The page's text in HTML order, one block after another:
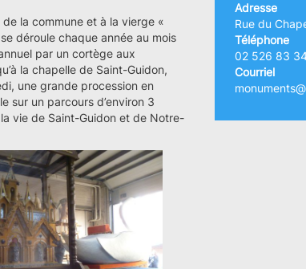
Adresse
Rue du
Téléphone
02 526 83
Courriel
la commune et à la vierge «
déroule chaque année au mois
par un cortège aux
la chapelle de Saint-Guidon,
une grande procession en
sur un parcours d’environ 3
vie de Saint-Guidon et de Notre-